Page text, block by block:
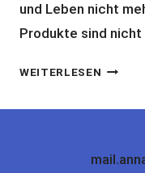
und Leben nicht
Produkte sind nicht
WEITERLESEN MEINE
–